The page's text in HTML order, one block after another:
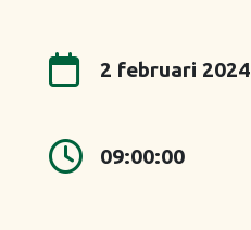
 2 februari 2024
 09:00:00